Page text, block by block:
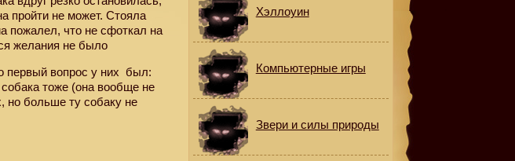
пройти не может. Стояла
пожалел, что не сфоткал на
желания не было
первый вопрос у них был:
тоже (она вообще не
но больше ту собаку не
Хэллоуин
Компьютерные игры
Звери и силы природы